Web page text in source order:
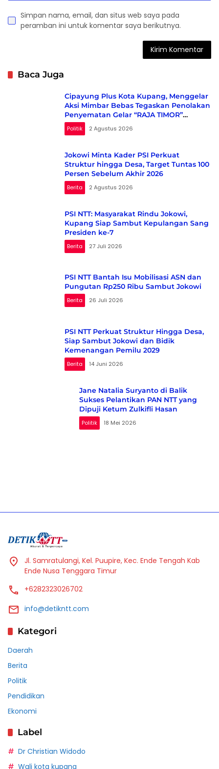
Simpan nama, email, dan situs web saya pada
peramban ini untuk komentar saya berikutnya.
Baca Juga
Cipayung Plus Kota Kupang, Menggelar
Aksi Mimbar Bebas Tegaskan Penolakan
Penyematan Gelar “RAJA TIMOR”
Kepada Presiden RI KE-7 H. Ir. JOKO
WIDODO
Politik 2 Agustus 2026
Jokowi Minta Kader PSI Perkuat
Struktur hingga Desa, Target Tuntas 100
Persen Sebelum Akhir 2026
Berita 2 Agustus 2026
PSI NTT: Masyarakat Rindu Jokowi,
Kupang Siap Sambut Kepulangan Sang
Presiden ke-7
Berita 27 Juli 2026
PSI NTT Bantah Isu Mobilisasi ASN dan
Pungutan Rp250 Ribu Sambut Jokowi
Berita 26 Juli 2026
PSI NTT Perkuat Struktur Hingga Desa,
Siap Sambut Jokowi dan Bidik
Kemenangan Pemilu 2029
Berita 14 Juni 2026
Jane Natalia Suryanto di Balik
Sukses Pelantikan PAN NTT yang
Dipuji Ketum Zulkifli Hasan
Politik 18 Mei 2026
Jl. Samratulangi, Kel. Puupire, Kec. Ende Tengah Kab
Ende Nusa Tenggara Timur
+6282323026702
info@detikntt.com
Kategori
Daerah
Berita
Politik
Pendidikan
Ekonomi
Label
Dr Christian Widodo
Wali kota kupang